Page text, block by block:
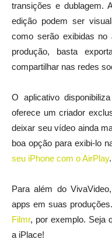
transições e dublagem.
edição podem ser
como serão exibidas no
produção, basta
compartilhar nas redes
O aplicativo
oferece um criador
deixar seu vídeo ainda
boa opção para exibi-lo
seu iPhone com o AirPlay.
Para além do
apps em suas
Filmr, por exemplo. Seja
a iPlace!